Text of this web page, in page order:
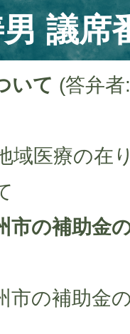
議席
いて​ (答弁
域医療の在
市の補助金
市の補助金